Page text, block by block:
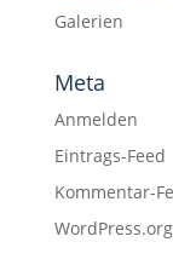
Galerien
Meta
Anmelden
Eintrags-Feed
Kommentar-
WordPress.org